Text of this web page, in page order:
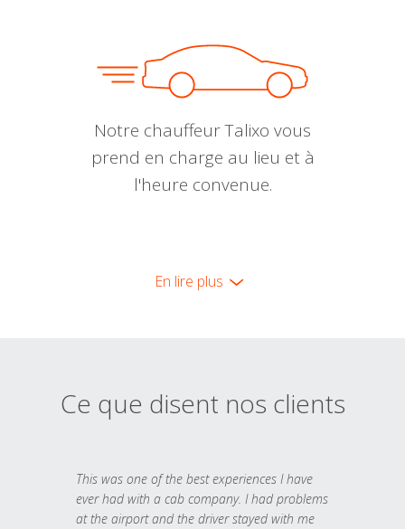
Notre chauffeur Talixo vous
prend en charge au lieu et à
l'heure convenue.
En lire plus
Ce que disent nos clients
This was one of the best experiences I have
ever had with a cab company. I had problems
at the airport and the driver stayed with me